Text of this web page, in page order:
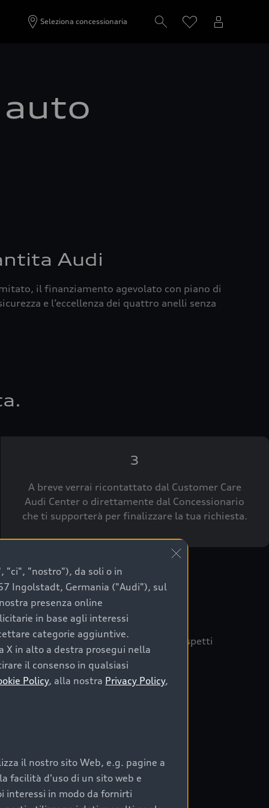
Seleziona concessionaria
Audi
il finanziamento agevolato con piano di
e l’eccellenza dei quattro anelli senza
3
A breve verrai ricontattato dal Customer Care
Audi Center o direttamente dal Concessionario
che ti supporterà per finalizzare la tua richiesta.
sicuro, è essenziale considerare aspetti
Prima Scelta :plus
nel tempo;
"ci", "nostro"), da soli o in
Ingolstadt, Germania ("Audi"), sul
presenza online
in base agli interessi
categorie aggiuntive.
in alto a destra prosegui nella
il consenso in qualsiasi
Policy, alla nostra Privacy Policy,
il nostro sito Web, e.g. pagine a
facilità d'uso di un sito web e
interessi in modo da fornirti